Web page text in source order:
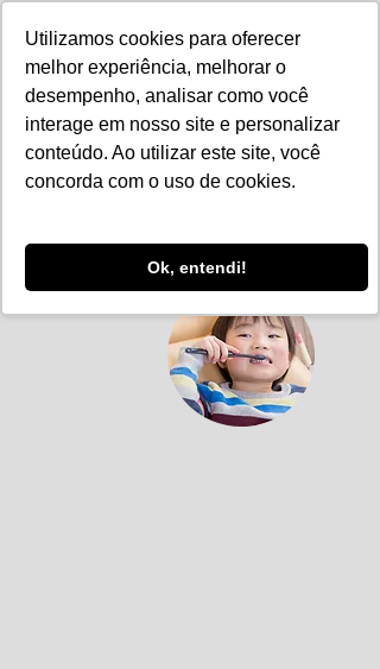
Utilizamos cookies para oferecer
melhor experiência, melhorar o
desempenho, analisar como você
interage em nosso site e personalizar
conteúdo. Ao utilizar este site, você
concorda com o uso de cookies.
Ok, entendi!